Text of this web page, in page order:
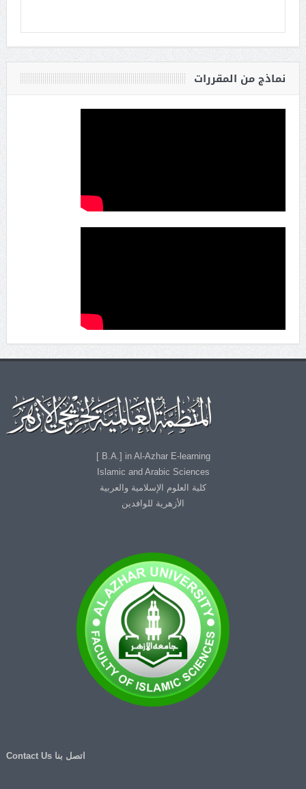
نماذج من المقررات
B.A.] in Al-Azhar E-learning ]
Islamic and Arabic Sciences
كلية العلوم الإسلامية والعربية
الأزهرية للوافدين
اتصل بنا Contact Us